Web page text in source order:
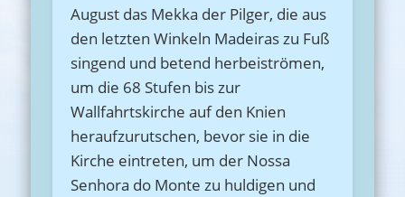
August das Mekka der Pilger, die aus
den letzten Winkeln Madeiras zu Fuß
singend und betend herbeiströmen,
um die 68 Stufen bis zur
Wallfahrtskirche auf den Knien
heraufzurutschen, bevor sie in die
Kirche eintreten, um der Nossa
Senhora do Monte zu huldigen und